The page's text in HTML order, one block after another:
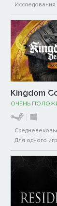
Исследования
Kingdom
ОЧЕНЬ
Для одного